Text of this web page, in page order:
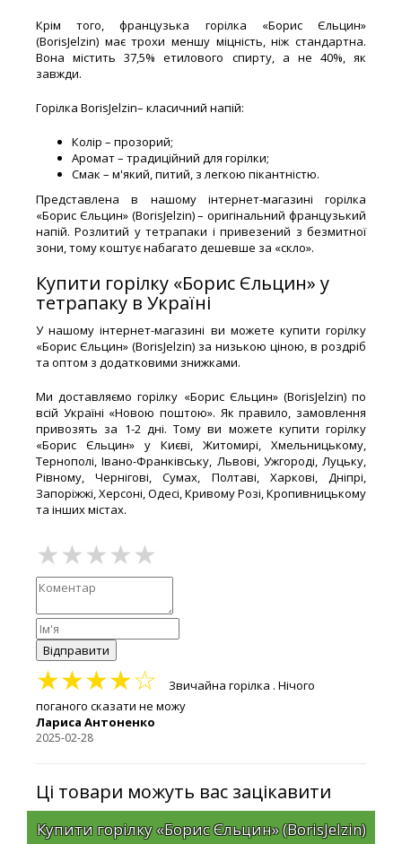
Крім того, французька горілка «Борис Єльцин»
(BorisJelzin) має трохи меншу міцність, ніж стандартна.
Вона містить 37,5% етилового спирту, а не 40%, як
завжди.
Горілка BorisJelzin– класичний напій:
Колір – прозорий;
Аромат – традиційний для горілки;
Смак – м'який, питий, з легкою пікантністю.
Представлена ​​в нашому інтернет-магазині горілка
«Борис Єльцин» (BorisJelzin) – оригінальний французький
напій. Розлитий у тетрапаки і привезений з безмитної
зони, тому коштує набагато дешевше за «скло».
Купити горілку «Борис Єльцин» у
тетрапаку в Україні
У нашому інтернет-магазині ви можете купити горілку
«Борис Єльцин» (BorisJelzin) за низькою ціною, в роздріб
та оптом з додатковими знижками.
Ми доставляємо горілку «Борис Єльцин» (BorisJelzin) по
всій Україні «Новою поштою». Як правило, замовлення
привозять за 1-2 дні. Тому ви можете купити горілку
«Борис Єльцин» у Києві, Житомирі, Хмельницькому,
Тернополі, Івано-Франківську, Львові, Ужгороді, Луцьку,
Рівному, Чернігові, Сумах, Полтаві, Харкові, Дніпрі,
Запоріжжі, Херсоні, Одесі, Кривому Розі, Кропивницькому
та інших містах.
Відправити
★★★★☆
Звичайна горілка . Нічого
поганого сказати не можу
Лариса Антоненко
2025-02-28
Ці товари можуть вас зацікавити
Купити горілку «Борис Єльцин» (BorisJelzin)